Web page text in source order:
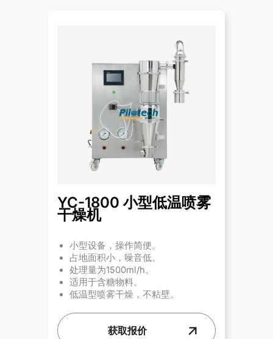
YC-1800 小型低温喷雾
干燥机
小型设备，操作简便。
占地面积小，噪音低。
处理量为1500ml/h。
适用于含糖物料。
低温型喷雾干燥，不粘壁。
获取报价